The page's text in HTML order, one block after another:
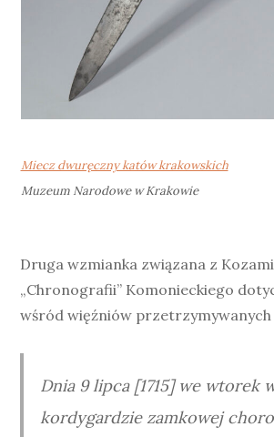
Miecz dwuręczny katów krakowskich
Muzeum Narodowe w Krakowie
Druga wzmianka związana z
„Chronografii” Komonieckiego
wśród więźniów przetrzymywanych
Dnia 9 lipca [1715] we wtorek
kordygardzie zamkowej